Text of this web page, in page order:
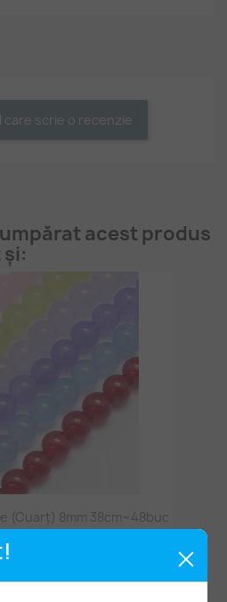
care scrie o recenzie
acest produs
(cuarț) 8mm 38cm~48buc
lei